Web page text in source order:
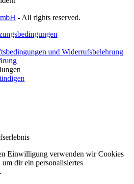
- All rights reserved.
und Widerrufsbelehrung
Einwilligung verwenden wir Cookies
dir ein personalisiertes